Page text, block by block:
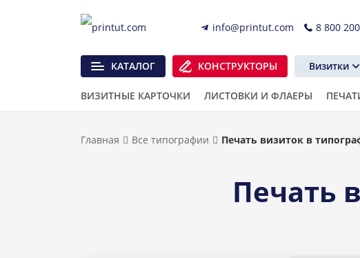
info@printut.com 8 800
КАТАЛОГ КОНСТРУКТОРЫ Визитки
ВИЗИТНЫЕ КАРТОЧКИ ЛИСТОВКИ И ФЛАЕРЫ
Главная Все типографии Печать визиток в
Печать